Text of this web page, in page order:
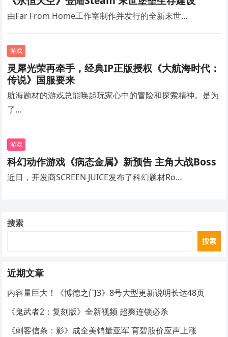
由Far From Home工作室制作并发行的全新末世…
游戏
灵犀光荣再牵手，经典IP正版授权《大航海时代：
传说》国服要来
航海题材的游戏总能唤起玩家心中的冒险和探索精神。是为
了…
游戏
科幻动作游戏《病态金属》新预告 主角大战Boss
近日，开发商SCREEN JUICE发布了科幻题材Ro…
搜索
搜索
近期文章
内容量巨大！《博德之门3》8号大型更新说明长达48页
《鬼武者2：复刻版》全新视频 超爽连锁必杀
《刺客信条：影》成全美销量亚军 育碧股价应声上涨